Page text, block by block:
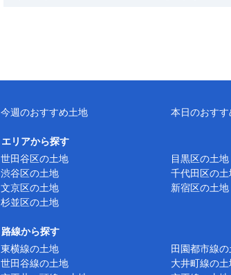
今週のおすすめ土地 本日のおす
エリアから探す
世田谷区の土地
目黒区の土地
渋谷区の土地
千代田区の土
文京区の土地
新宿区の土地
杉並区の土地
路線から探す
東横線の土地
田園都市線
世田谷線の土地
大井町線の土